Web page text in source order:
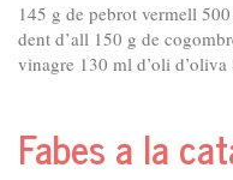
145 g de pebrot vermell
dent d’all 150 g de
vinagre 130 ml d’oli
Fabes a la